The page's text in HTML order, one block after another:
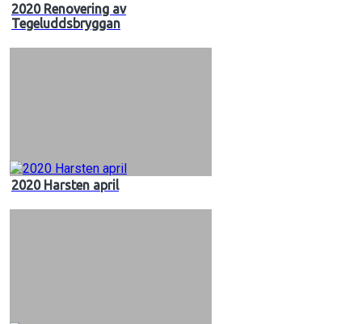
2020 Renovering av
Tegeluddsbryggan
2020 Harsten april